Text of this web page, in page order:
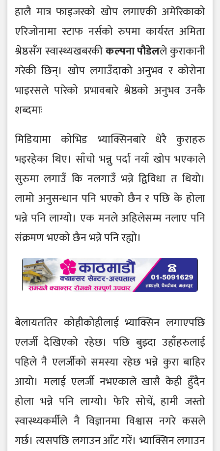
हालै मात्र फाइजरको खोप लगाएकी अमेरिकाको
एरिजोनामा स्टाफ नर्सको रुपमा कार्यरत अमिता
श्रेष्ठसँग स्वास्थ्यखबरकीकल्पना पौडेलले कुराकानी
गरेकी छिन्। खोप लगाउँदाको अनुभव र कोरोना
भाइरसले पारेको प्रभावबारे श्रेष्ठको अनुभव उनकै
शब्दमाः
मिडियामा कोभिड भ्याक्सिनबारे धेरै कुराहरु
भइरहेका थिए। साँचो भन्नु पर्दा नयाँ खोप भएकाले
सुरुमा लगाउँ कि नलगाउँ भन्ने द्विविधा त थियो।
लामो अनुसन्धान पनि भएको छैन र पछि के होला
भन्ने पनि लाग्यो। एक मनले अहिलेसम्म नलाए पनि
संक्रमण भएको छैन भन्ने पनि रह्यो।
बेलायततिर कोहीकोहीलाई भ्याक्सिन लगाएपछि
एलर्जी देखिएको रहेछ। पछि बुझ्दा उहाँहरुलाई
पहिले नै एलर्जीको समस्या रहेछ भन्ने कुरा बाहिर
आयो। मलाई एलर्जी नभएकाले खासै केही हुँदैन
होला भन्ने पनि लाग्यो। फेरि सोचें, हामी जस्तो
स्वास्थ्यकर्मीले नै विज्ञानमा विश्वास नगरे कसले
गर्छ। त्यसपछि लगाउन आँट गरें। भ्याक्सिन लगाउन